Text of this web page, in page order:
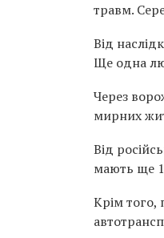
травм.
Від
Ще одна
Через
мирних
Від
мають ще
Крім того,